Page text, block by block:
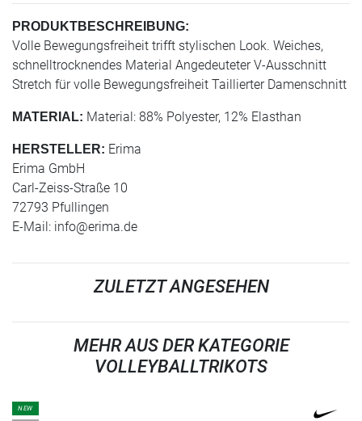
PRODUKTBESCHREIBUNG:
Volle Bewegungsfreiheit trifft stylischen Look. Weiches,
schnelltrocknendes Material Angedeuteter V-Ausschnitt
Stretch für volle Bewegungsfreiheit Taillierter Damenschnitt
MATERIAL: Material: 88% Polyester, 12% Elasthan
HERSTELLER: Erima
Erima GmbH
Carl-Zeiss-Straße 10
72793 Pfullingen
E-Mail: info@erima.de
ZULETZT ANGESEHEN
MEHR AUS DER KATEGORIE
VOLLEYBALLTRIKOTS
NEW